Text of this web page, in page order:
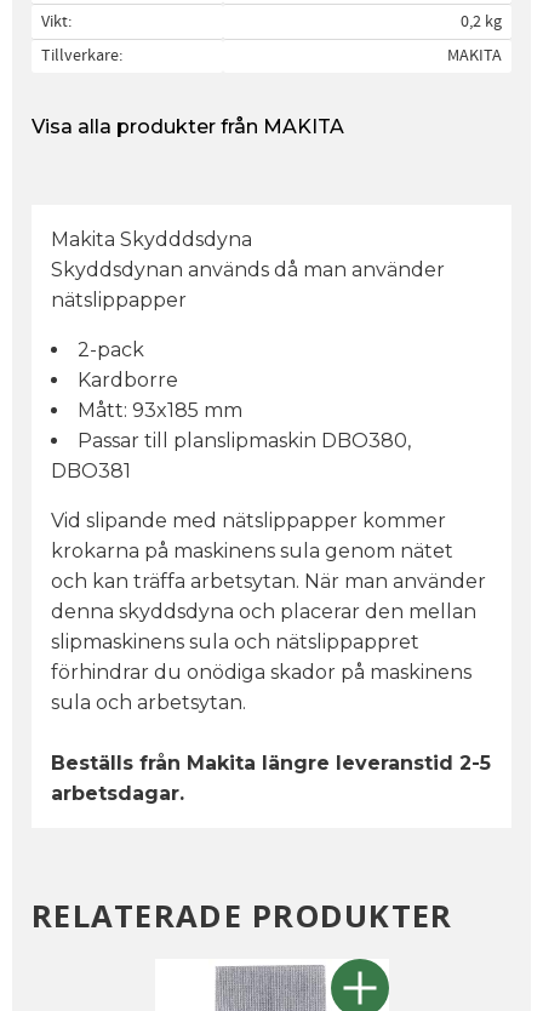
Vikt
0,2 kg
Tillverkare
MAKITA
Visa alla produkter från MAKITA
Makita Skydddsdyna
Skyddsdynan används då man använder
nätslippapper
2-pack
Kardborre
Mått: 93x185 mm
Passar till planslipmaskin DBO380,
DBO381
Vid slipande med nätslippapper kommer
krokarna på maskinens sula genom nätet
och kan träffa arbetsytan. När man använder
denna skyddsdyna och placerar den mellan
slipmaskinens sula och nätslippappret
förhindrar du onödiga skador på maskinens
sula och arbetsytan.
Beställs från Makita längre leveranstid 2-5
arbetsdagar.
RELATERADE PRODUKTER